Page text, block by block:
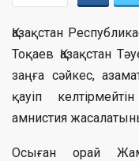
Қазақстан
Тоқаев Қазақстан
заңға сәйкес,
қауіп
амнистия
Осыған орай